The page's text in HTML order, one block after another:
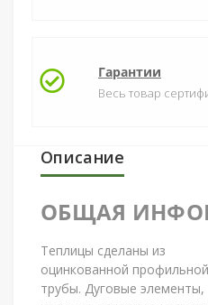
Гарантии
Весь товар
Описание
ОБЩАЯ
Теплицы сделаны из
оцинкованной профильной
трубы. Дуговые элементы,